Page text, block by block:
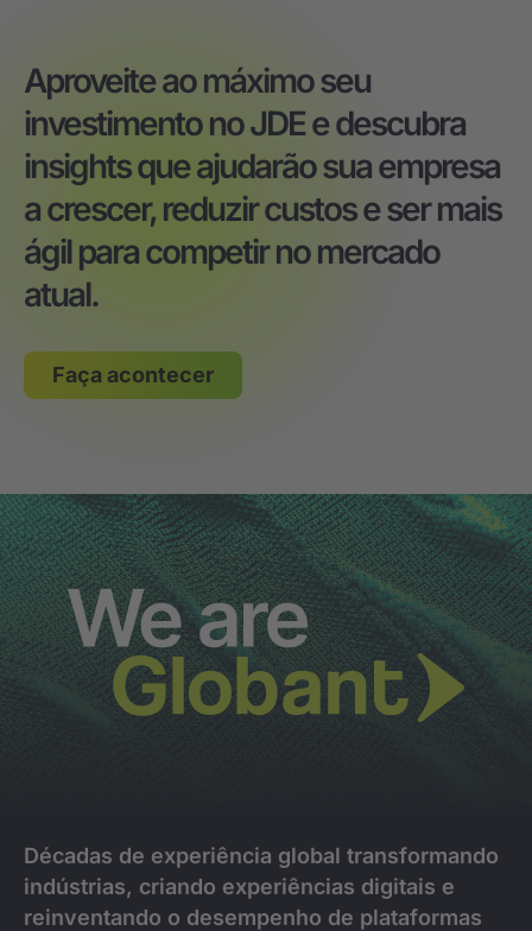
Aproveite ao máximo seu
investimento no JDE e descubra
insights que ajudarão sua empresa
a crescer, reduzir custos e ser mais
ágil para competir no mercado
atual.
Faça acontecer
Décadas de experiência global transformando
indústrias, criando experiências digitais e
reinventando o desempenho de plataformas